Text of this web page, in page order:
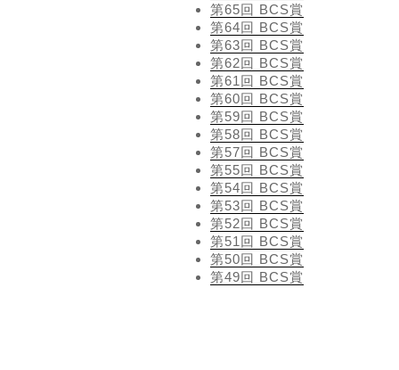
第65回 BCS賞
第64回 BCS賞
第63回 BCS賞
第62回 BCS賞
第61回 BCS賞
第60回 BCS賞
第59回 BCS賞
第58回 BCS賞
第57回 BCS賞
第55回 BCS賞
第54回 BCS賞
第53回 BCS賞
第52回 BCS賞
第51回 BCS賞
第50回 BCS賞
第49回 BCS賞